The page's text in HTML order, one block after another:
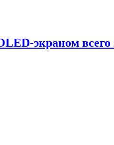
экраном всего